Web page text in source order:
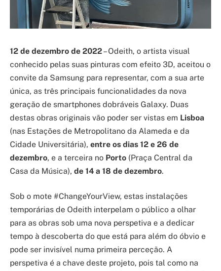
12 de dezembro de 2022– Odeith, o artista visual
conhecido pelas suas pinturas com efeito 3D, aceitou o
convite da Samsung para representar, com a sua arte
única, as três principais funcionalidades da nova
geração de smartphones dobráveis Galaxy. Duas
destas obras originais vão poder ser vistas em Lisboa
(nas Estações de Metropolitano da Alameda e da
Cidade Universitária), entre os dias 12 e 26 de
dezembro, e a terceira no Porto (Praça Central da
Casa da Música), de 14 a 18 de dezembro.
Sob o mote #ChangeYourView, estas instalações
temporárias de Odeith interpelam o público a olhar
para as obras sob uma nova perspetiva e a dedicar
tempo à descoberta do que está para além do óbvio e
pode ser invisível numa primeira perceção. A
perspetiva é a chave deste projeto, pois tal como na